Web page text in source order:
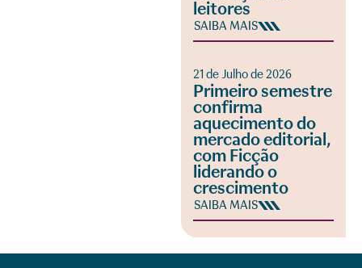
leitores
SAIBA MAIS
21 de Julho de 2026
Primeiro semestre
confirma
aquecimento do
mercado editorial,
com Ficção
liderando o
crescimento
SAIBA MAIS